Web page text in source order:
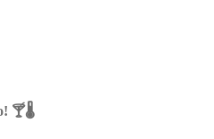
🍸🌡️